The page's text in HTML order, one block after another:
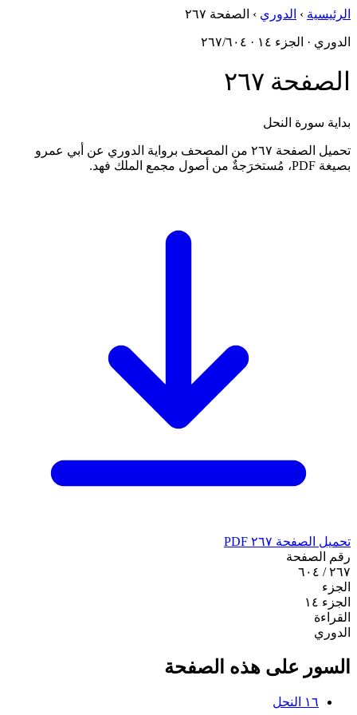
الرئيسية › الدوري › الصفحة ٢٦٧
الدوري · الجزء ١٤ · ٢٦٧/٦٠٤
الصفحة ٢٦٧
بداية سورة النحل
تحميل الصفحة ٢٦٧ من المصحف برواية الدوري عن أبي عمرو
بصيغة PDF، مُستخرَجةٌ من أصول مجمع الملك فهد.
تحميل الصفحة ٢٦٧ PDF
رقم الصفحة
٢٦٧ / ٦٠٤
الجزء
الجزء ١٤
القراءة
الدوري
السور على هذه الصفحة
١٦ النحل